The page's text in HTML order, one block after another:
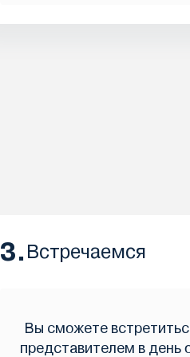
3. Встречаемся
Вы сможете
представителем в день